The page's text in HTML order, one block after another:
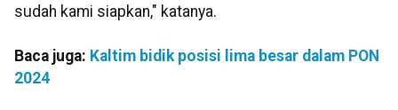
sudah kami siapkan," katanya.
Baca juga: Kaltim bidik posisi lima besar dalam PON
2024